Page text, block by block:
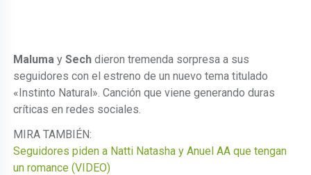
Maluma ySech dieron tremenda sorpresa a sus
seguidores con el estreno de un nuevo tema titulado
«Instinto Natural». Canción que viene generando duras
críticas en redes sociales.
MIRA TAMBIÉN:
Seguidores piden a Natti Natasha y Anuel AA que tengan
un romance (VIDEO)